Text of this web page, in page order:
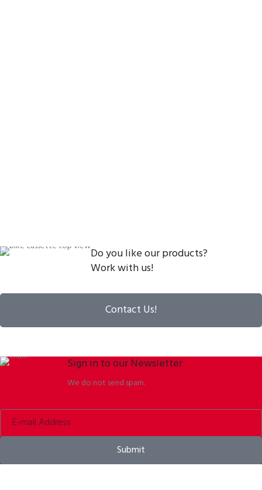
Do you like our products?
Work with us!
Contact Us!
Sign in to our Newsletter
We do not send spam.
Submit